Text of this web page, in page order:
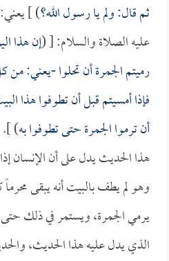
ثم قال: ولم يا رسول الله؟) ] يعني:
عليه الصلاة والسلام: [ (إن هذا
رميتم الجمرة أن تحلوا -يعني: من
فإذا أمسيتم قبل أن تطوفوا هذا
أن ترموا الجمرة حتى تطوفوا به) ].
هذا الحديث يدل على أن الإنسان
وهو لم يطف بالبيت أنه يبقى محرماً
يرمي الجمرة، ويستمر في ذلك
الذي يدل عليه هذا الحديث،